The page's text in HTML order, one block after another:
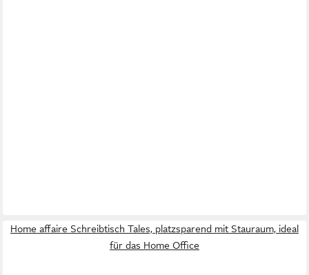
Home affaire Schreibtisch Tales, platzsparend mit Stauraum, ideal
für das Home Office